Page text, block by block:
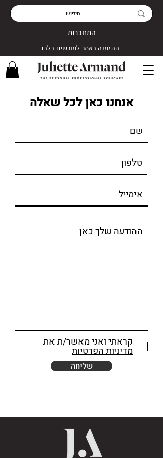
התחברות
ההזמנה באתר למורשים בלבד
אנחנו כאן לכל שאלה
קראתי ואני מאשר/ת את
מדיניות הפרטיות
שליחה